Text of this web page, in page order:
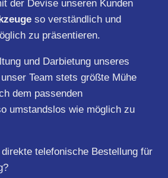
der Devise unseren Kunden
so verständlich und
zu präsentieren.
und Darbietung unseres
Team stets größte Mühe
dem passenden
umstandslos wie möglich zu
telefonische Bestellung für